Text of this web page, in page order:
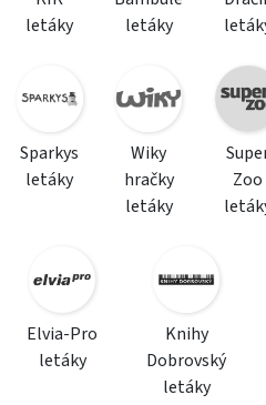
letáky
letáky
Sparkys
letáky
Wiky
hračky
letáky
Zoo
Elvia-Pro
letáky
Knihy
Dobrovský
letáky